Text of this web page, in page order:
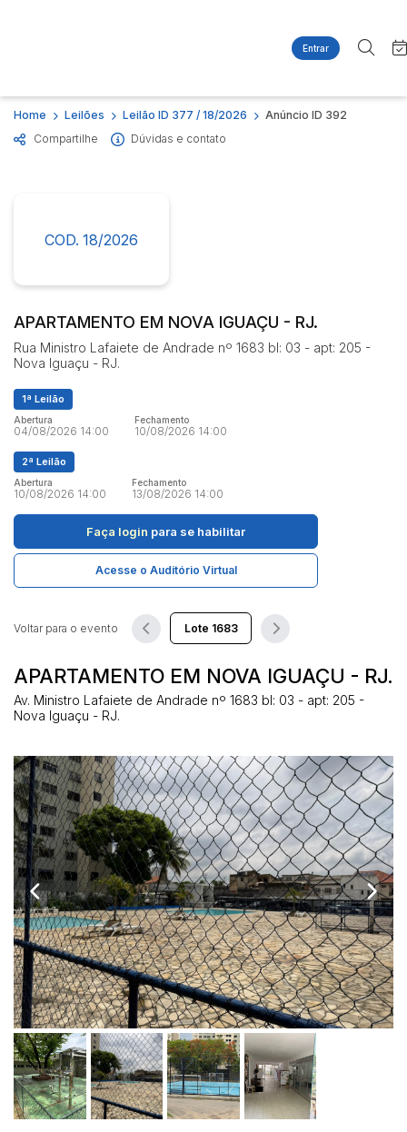
Entrar
Site
Agenda
Quem Somos
Imóveis
Casas
Ponto Comercial
Terreno
Busca por palavra-chave
Estados
Judiciais Extrajudiciais
Faixa de valor
R$
Home Leilões Leilão ID 377 / 18/2026
Anúncio ID 392
Compartilhe
Dúvidas e contato
COD. 18/2026
APARTAMENTO EM NOVA IGUAÇU - RJ.
Rua Ministro Lafaiete de Andrade nº 1683 bl: 03 - apt: 205 -
Nova Iguaçu - RJ.
1ª Leilão
Abertura
04/08/2026 14:00
Fechamento
10/08/2026 14:00
2ª Leilão
Abertura
10/08/2026 14:00
Fechamento
13/08/2026 14:00
Faça login para se habilitar
Acesse o Auditório Virtual
APARTAMENTO EM NOVA IGUAÇU - RJ.
Av. Ministro Lafaiete de Andrade nº 1683 bl: 03 - apt: 205 -
Nova Iguaçu - RJ.
Voltar para o evento